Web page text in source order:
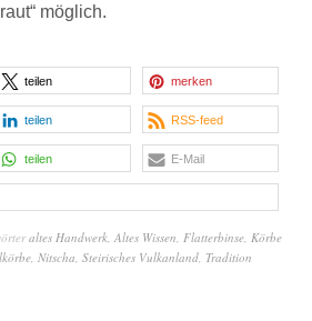
möglich.
teilen merken
teilen RSS-feed
teilen E-Mail
altes Handwerk, Altes Wissen, Flatterbinse, Körbe
, Nitscha, Steirisches Vulkanland, Tradition